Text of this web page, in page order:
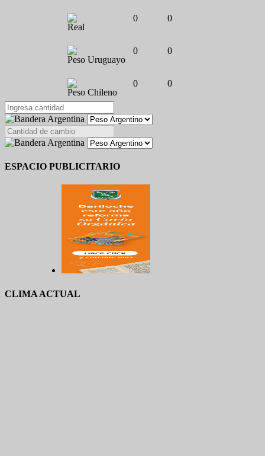
Real
0 0
Peso Uruguayo
0 0
Peso Chileno
0 0
ESPACIO PUBLICITARIO
CLIMA ACTUAL